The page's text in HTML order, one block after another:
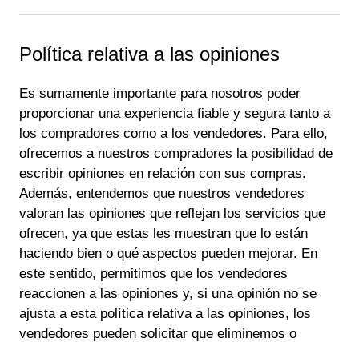
Política relativa a las opiniones
Es sumamente importante para nosotros poder
proporcionar una experiencia fiable y segura tanto a
los compradores como a los vendedores. Para ello,
ofrecemos a nuestros compradores la posibilidad de
escribir opiniones en relación con sus compras.
Además, entendemos que nuestros vendedores
valoran las opiniones que reflejan los servicios que
ofrecen, ya que estas les muestran que lo están
haciendo bien o qué aspectos pueden mejorar. En
este sentido, permitimos que los vendedores
reaccionen a las opiniones y, si una opinión no se
ajusta a esta política relativa a las opiniones, los
vendedores pueden solicitar que eliminemos o